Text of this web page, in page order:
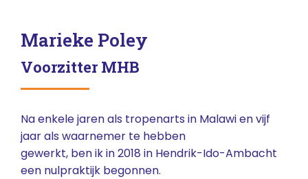
Marieke Poley
Voorzitter MHB
Na enkele jaren als tropenarts in Malawi en vijf
jaar als waarnemer te hebben
gewerkt, ben ik in 2018 in Hendrik-Ido-Ambacht
een nulpraktijk begonnen.